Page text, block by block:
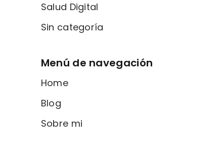
Salud Digital
Sin categoría
Menú de navegación
Home
Blog
Sobre mi